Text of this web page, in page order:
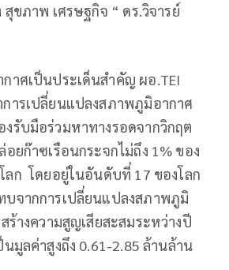
ขภาพ เศรษฐกิจ “ ดร.วิจารย์
าศเป็นประเด็นสำคัญ ผอ.TEI
ารเปลี่ยนแปลงสภาพภูมิอากาศ
รับมือร่วมหาทางรอดจากวิกฤต
อยก๊าซเรือนกระจกไม่ถึง 1% ของ
ลก โดยอยู่ในอันดับที่ 17 ของโลก
บจากการเปลี่ยนแปลงสภาพภูมิ
ร้างความสูญเสียสะสมระหว่างปี
มูลค่าสูงถึง 0.61-2.85 ล้านล้าน